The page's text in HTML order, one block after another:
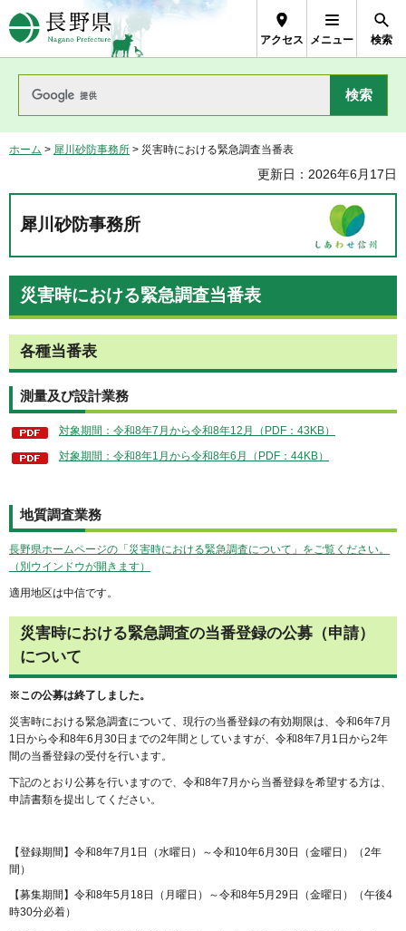
長野県Nagano Prefecture
アクセス メニュー 検索
ホーム > 犀川砂防事務所 > 災害時における緊急調査当番表
更新日：2026年6月17日
犀川砂防事務所
災害時における緊急調査当番表
各種当番表
測量及び設計業務
対象期間：令和8年7月から令和8年12月（PDF：43KB）
対象期間：令和8年1月から令和8年6月（PDF：44KB）
地質調査業務
長野県ホームページの「災害時における緊急調査について」をご覧ください。
（別ウインドウが開きます）
適用地区は中信です。
災害時における緊急調査の当番登録の公募（申請）
について
※この公募は終了しました。
災害時における緊急調査について、現行の当番登録の有効期限は、令和6年7月
1日から令和8年6月30日までの2年間としていますが、令和8年7月1日から2年
間の当番登録の受付を行います。
下記のとおり公募を行いますので、令和8年7月から当番登録を希望する方は、
申請書類を提出してください。
【登録期間】令和8年7月1日（水曜日）～令和10年6月30日（金曜日）（2年
間）
【募集期間】令和8年5月18日（月曜日）～令和8年5月29日（金曜日）（午後4
時30分必着）